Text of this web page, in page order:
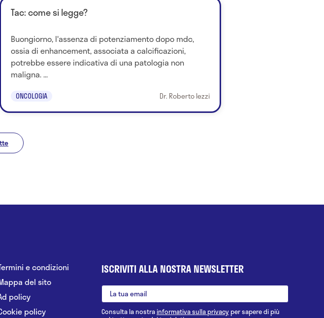
Tac: come si legge?
Buongiorno, l'assenza di potenziamento dopo mdc,
ossia di enhancement, associata a calcificazioni,
potrebbe essere indicativa di una patologia non
maligna. ...
ONCOLOGIA Dr. Roberto Iezzi
e condizioni
del sito
policy
policy
ISCRIVITI ALLA NOSTRA NEWSLETTER
Consulta la nostrainformativa sulla privacy per sapere di più